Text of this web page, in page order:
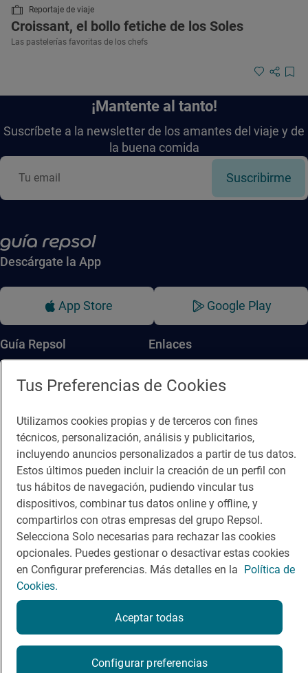
Reportaje de viaje
Croissant, el bollo fetiche de los Soles
Las pastelerías favoritas de los chefs
¡Mantente al tanto!
Suscríbete a la newsletter de los amantes del viaje y de
la buena comida
Suscribirme
Descárgate la App
App Store Google Play
Guía Repsol
Comer
Dormir
Enlaces
Contacto
Canal de ética
Política de privacidad Política de cookies Nota legal
Condiciones del servicio
© Repsol S.A. 2000 - 2026
Tus Preferencias de Cookies
Utilizamos cookies propias y de terceros con fines
técnicos, personalización, análisis y publicitarios,
incluyendo anuncios personalizados a partir de tus datos.
Estos últimos pueden incluir la creación de un perfil con
tus hábitos de navegación, pudiendo vincular tus
dispositivos, combinar tus datos online y offline, y
compartirlos con otras empresas del grupo Repsol.
Selecciona Solo necesarias para rechazar las cookies
opcionales. Puedes gestionar o desactivar estas cookies
en Configurar preferencias. Más detalles en la Política de
Cookies.
Configurar preferencias
Aceptar todas